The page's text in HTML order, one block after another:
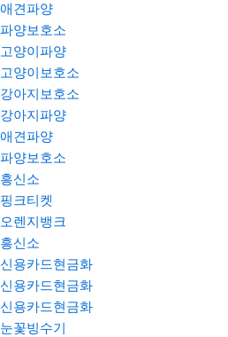
애견파양
파양보호소
고양이파양
고양이보호소
강아지보호소
강아지파양
애견파양
파양보호소
흥신소
핑크티켓
오렌지뱅크
흥신소
신용카드현금화
신용카드현금화
신용카드현금화
눈꽃빙수기